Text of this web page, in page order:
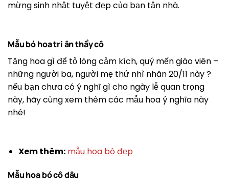
mừng sinh nhật tuyệt đẹp của bạn tận nhà.
Mẫu bó hoa tri ân thầy cô
Tặng hoa gì để tỏ lòng cảm kích, quý mến giáo viên –
những người ba, người mẹ thứ nhì nhân 20/11 này ?
nếu bạn chưa có ý nghĩ gì cho ngày lễ quan trọng
này, hãy cùng xem thêm các mẫu hoa ý nghĩa này
nhé!
Xem thêm: mẫu hoa bó đẹp
Mẫu hoa bó cô dâu